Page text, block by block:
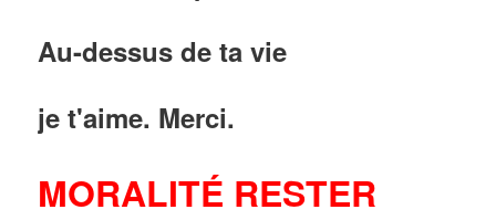
Au-dessus de ta vie
je t'aime. Merci.
MORALITÉ RESTER